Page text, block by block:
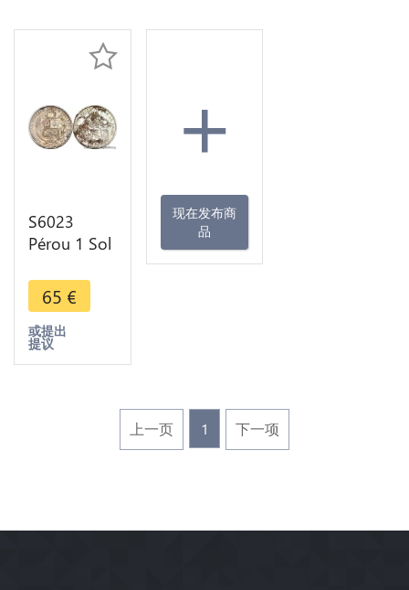
S6023
Pérou 1 Sol
Lima Argent
Silver
65 €
或提出
提议
+
现在发布商
品
上一页 1 下一项